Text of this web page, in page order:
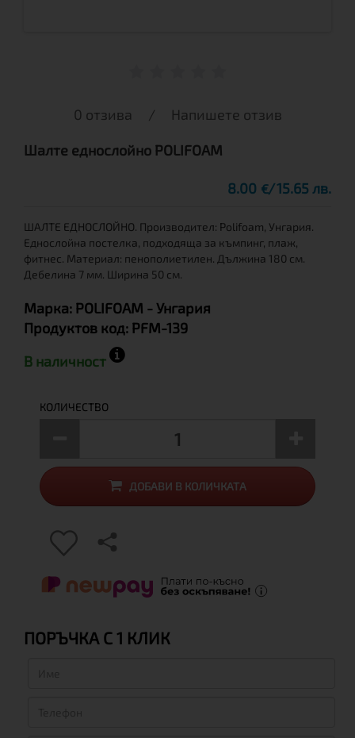
0 отзива / Напишете отзив
Шалте еднослойно POLIFOAM
8.00 € 15.65 лв.
ШАЛТЕ ЕДНОСЛОЙНО. Производител: Polifoam, Унгария.
Еднослойна постелка, подходяща за къмпинг, плаж,
фитнес. Материал: пенополиетилен. Дължина 180 см.
Дебелина 7 мм. Ширина 50 см.
Марка: POLIFOAM - Унгария
Продуктов код: PFM-139
В наличност
КОЛИЧЕСТВО
ДОБАВИ В КОЛИЧКАТА
ПОРЪЧКА С 1 КЛИК